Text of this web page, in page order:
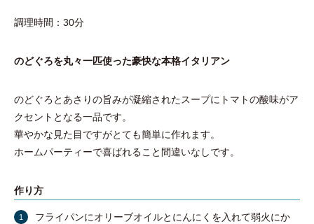
調理時間：30分
のどぐろを丸々一匹使った豪快な本格イタリアン
のどぐろとあさりの旨みが凝縮されたスープにトマトの酸味がア
クセントとなる一品です。
華やかな見た目ですがとても簡単に作れます。
ホームパーティーで喜ばれること間違いなしです。
作り方
フライパンにオリーブオイルとにんにくを入れて弱火にか